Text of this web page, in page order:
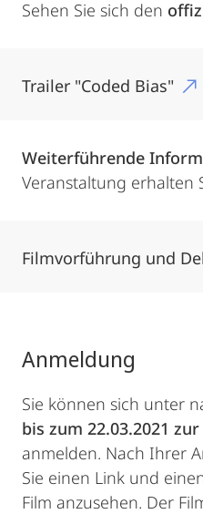
Sehen Sie sich den
Trailer "Coded Bias"
Weiterführende
Veranstaltung erhalten
Filmvorführung und
Anmeldung
Sie können sich unter
bis zum 22.03.2021
anmelden. Nach Ihrer
Sie einen Link und
Film anzusehen. Der